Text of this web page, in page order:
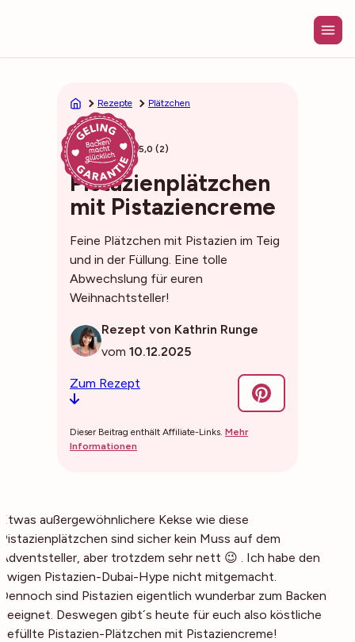
Rezepte Plätzchen
40min 5,0 (2)
Pistazienplätzchen
mit Pistaziencreme
Feine Plätzchen mit Pistazien im Teig
und in der Füllung. Eine tolle
Abwechslung für euren
Weihnachtsteller!
Rezept von Kathrin Runge
vom 10.12.2025
Zum Rezept
Dieser Beitrag enthält Affiliate-Links. Mehr
Informationen
Etwas außergewöhnlichere Kekse wie diese
Pistazienplätzchen sind sicher kein Muss auf dem
Adventsteller, aber trotzdem sehr nett 😉 . Ich habe den
ewigen Pistazien-Dubai-Hype nicht mitgemacht.
Dennoch sind Pistazien eigentlich wunderbar zum Backen
geeignet. Deswegen gibt´s heute für euch also köstliche
gefüllte Pistazien-Plätzchen mit Pistaziencreme!